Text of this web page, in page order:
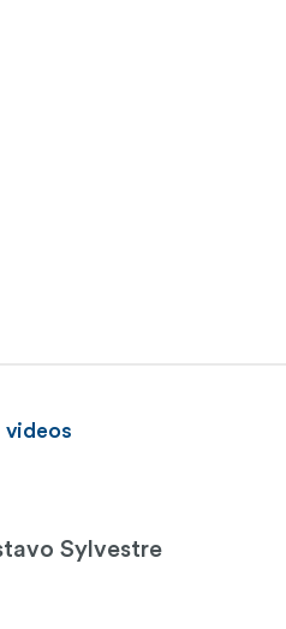
videos
Sylvestre